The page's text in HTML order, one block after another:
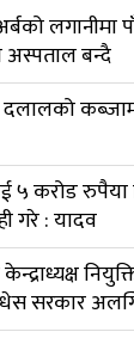
बन्दै
५ करोड रुपैया
गरे : यादव
सरकार